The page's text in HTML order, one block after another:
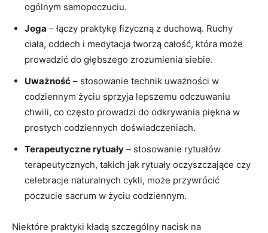
ogólnym samopoczuciu.
Joga – łączy praktykę fizyczną z duchową. Ruchy
ciała, oddech i medytacja tworzą całość, która może
prowadzić do głębszego zrozumienia siebie.
Uważność – stosowanie technik uważności w
codziennym życiu sprzyja lepszemu odczuwaniu
chwili, co często prowadzi do odkrywania piękna w
prostych codziennych doświadczeniach.
Terapeutyczne rytuały – stosowanie rytuałów
terapeutycznych, takich jak rytuały oczyszczające czy
celebracje naturalnych cykli, może przywrócić
poczucie sacrum w życiu codziennym.
Niektóre praktyki kładą szczególny nacisk na